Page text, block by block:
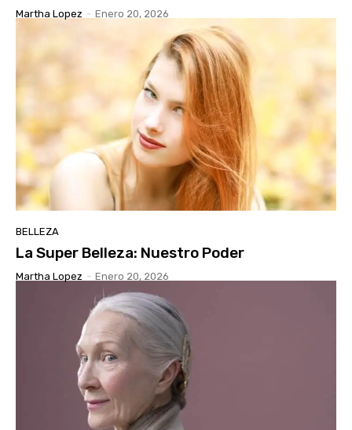
Martha Lopez - Enero 20, 2026
BELLEZA
La Super Belleza: Nuestro Poder
Martha Lopez - Enero 20, 2026